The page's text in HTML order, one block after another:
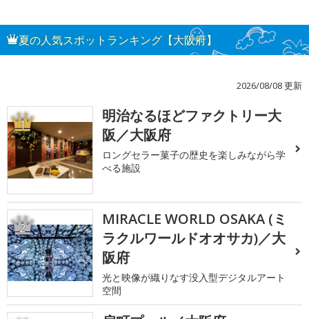
夏の人気スポットランキング【大阪府】
2026/08/08 更新
1
明治なるほどファクトリー大
阪／大阪府
ロングセラー菓子の歴史を楽しみながら学
べる施設
2
MIRACLE WORLD OSAKA (ミ
ラクルワールドオオサカ)／大
阪府
光と映像が織りなす没入型デジタルアート
空間